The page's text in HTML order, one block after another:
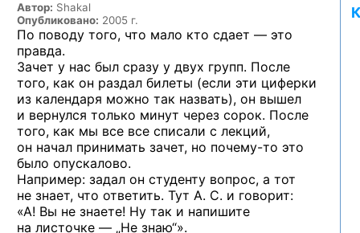
Автор: Shakal
Опубликовано: 2005 г.
По поводу того, что мало кто сдает — это
правда.
Зачет у нас был сразу у двух групп. После
того, как он раздал билеты (если эти циферки
из календаря можно так назвать), он вышел
и вернулся только минут через сорок. После
того, как мы все все списали с лекций,
он начал принимать зачет, но почему-то это
было опускалово.
Например: задал он студенту вопрос, а тот
не знает, что ответить. Тут А. С. и говорит:
«А! Вы не знаете! Ну так и напишите
на листочке — „Не знаю“».